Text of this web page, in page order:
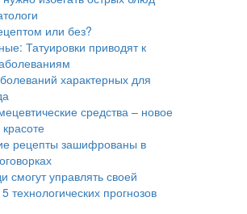
или без?
Татуировки приводят к
характерных для
средства – новое
рецепты зашифрованы в
смогут управлять своей
технологических прогнозов